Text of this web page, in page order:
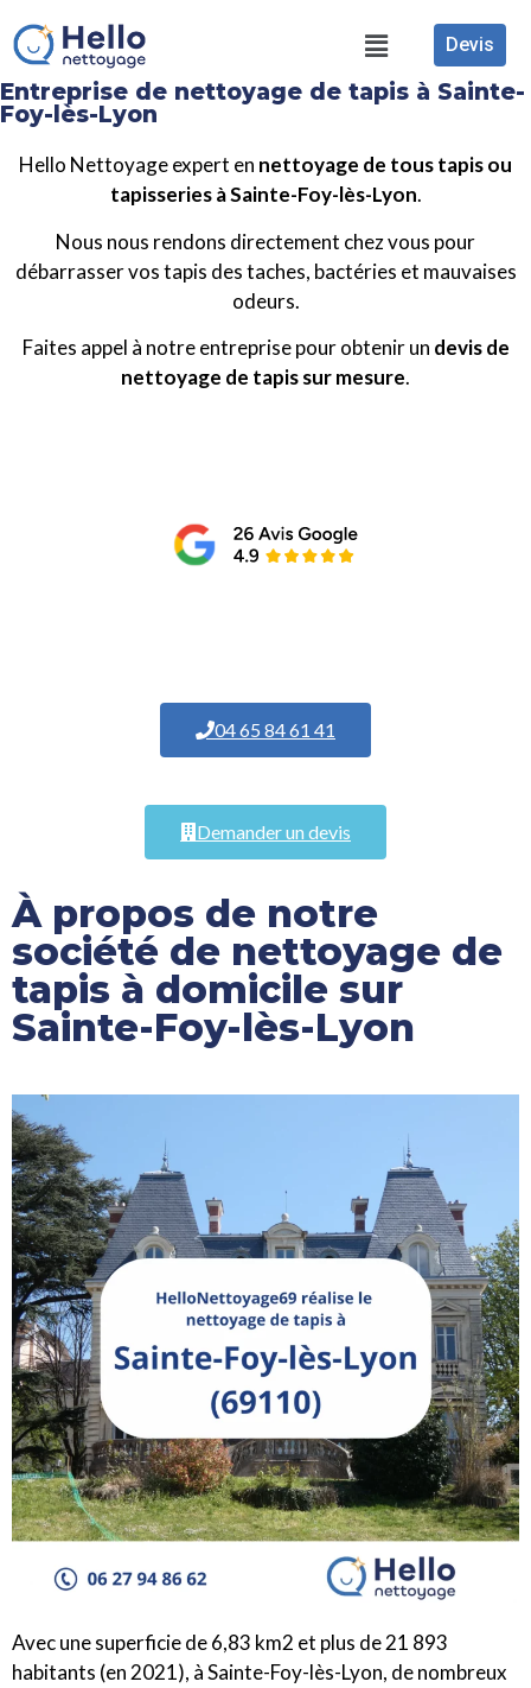
Devis
Entreprise de nettoyage de tapis à Sainte-
Foy-lès-Lyon
Hello Nettoyage expert en nettoyage de tous tapis ou
tapisseries à Sainte-Foy-lès-Lyon.
Nous nous rendons directement chez vous pour
débarrasser vos tapis des taches, bactéries et mauvaises
odeurs.
Faites appel à notre entreprise pour obtenir un devis de
nettoyage de tapis sur mesure.
04 65 84 61 41
Demander un devis
À propos de notre
société de nettoyage de
tapis à domicile sur
Sainte-Foy-lès-Lyon
Avec une superficie de 6,83 km2 et plus de 21 893
habitants (en 2021), à Sainte-Foy-lès-Lyon, de nombreux